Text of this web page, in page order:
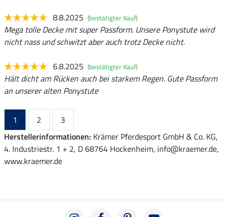
8.8.2025 (bestätigter Kauf)
Mega tolle Decke mit super Passform. Unsere Ponystute wird
nicht nass und schwitzt aber auch trotz Decke nicht.
6.8.2025 (bestätigter Kauf)
Hält dicht am Rücken auch bei starkem Regen. Gute Passform
an unserer alten Ponystute
1 2
3
Herstellerinformationen: Krämer Pferdesport GmbH & Co. KG,
4. Industriestr. 1 + 2, D 68764 Hockenheim, info@kraemer.de,
www.kraemer.de